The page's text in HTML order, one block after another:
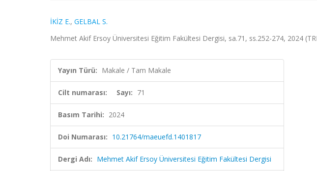
İKİZ E., GELBAL S.
Mehmet Akif Ersoy Üniversitesi Eğitim Fakültesi Dergisi, sa.71, ss.252-274, 2024
Yayın Türü: Makale / Tam Makale
Cilt numarası: Sayı: 71
Basım Tarihi: 2024
Doi Numarası: 10.21764/maeuefd.1401817
Dergi Adı: Mehmet Akif Ersoy Üniversitesi Eğitim Fakültesi Dergisi